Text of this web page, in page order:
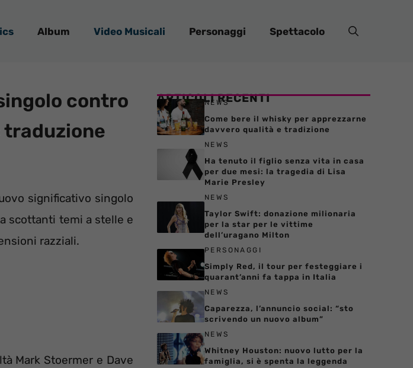
Album Video Musicali Personaggi Spettacolo
contro
traduzione
significativo singolo
scottanti temi a stelle e
razziali.
Mark Stoermer e Dave
ARTICOLI RECENTI
NEWS
Come bere il whisky per apprezzarne
davvero qualità e tradizione
NEWS
Ha tenuto il figlio senza vita in casa
per due mesi: la tragedia di Lisa
Marie Presley
NEWS
Taylor Swift: donazione milionaria
per la star per le vittime
dell’uragano Milton
PERSONAGGI
Simply Red, il tour per festeggiare i
quarant’anni fa tappa in Italia
NEWS
Caparezza, l’annuncio social: “sto
scrivendo un nuovo album”
NEWS
Whitney Houston: nuovo lutto per la
famiglia, si è spenta la leggenda